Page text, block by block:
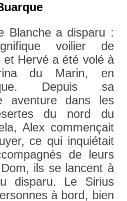
Blanche a disparu :
voilier de
et Hervé a été volé à
du Marin, en
Depuis sa
aventure dans les
du nord du
Alex commençait
ce qui inquiétait
de leurs
ils se lancent à
disparu. Le Sirius
à bord, bien